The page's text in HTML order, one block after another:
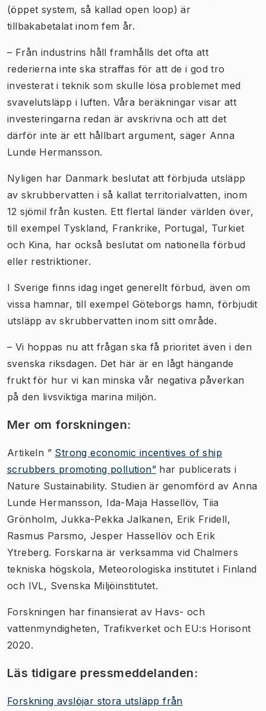
(öppet system, så kallad open loop) är
tillbakabetalat inom fem år.
– Från industrins håll framhålls det ofta att
rederierna inte ska straffas för att de i god tro
investerat i teknik som skulle lösa problemet med
svavelutsläpp i luften. Våra beräkningar visar att
investeringarna redan är avskrivna och att det
därför inte är ett hållbart argument, säger Anna
Lunde Hermansson.
Nyligen har Danmark beslutat att förbjuda utsläpp
av skrubbervatten i så kallat territorialvatten, inom
12 sjömil från kusten. Ett flertal länder världen över,
till exempel Tyskland, Frankrike, Portugal, Turkiet
och Kina, har också beslutat om nationella förbud
eller restriktioner.
I Sverige finns idag inget generellt förbud, även om
vissa hamnar, till exempel Göteborgs hamn, förbjudit
utsläpp av skrubbervatten inom sitt område.
– Vi hoppas nu att frågan ska få prioritet även i den
svenska riksdagen. Det här är en lågt hängande
frukt för hur vi kan minska vår negativa påverkan
på den livsviktiga marina miljön.
Mer om forskningen:
Artikeln ” Strong economic incentives of ship
scrubbers promoting pollution” har publicerats i
Nature Sustainability. Studien är genomförd av Anna
Lunde Hermansson, Ida-Maja Hassellöv, Tiia
Grönholm, Jukka-Pekka Jalkanen, Erik Fridell,
Rasmus Parsmo, Jesper Hassellöv och Erik
Ytreberg. Forskarna är verksamma vid Chalmers
tekniska högskola, Meteorologiska institutet i Finland
och IVL, Svenska Miljöinstitutet.
Forskningen har finansierat av Havs- och
vattenmyndigheten, Trafikverket och EU:s Horisont
2020.
Läs tidigare pressmeddelanden:
Forskning avslöjar stora utsläpp från